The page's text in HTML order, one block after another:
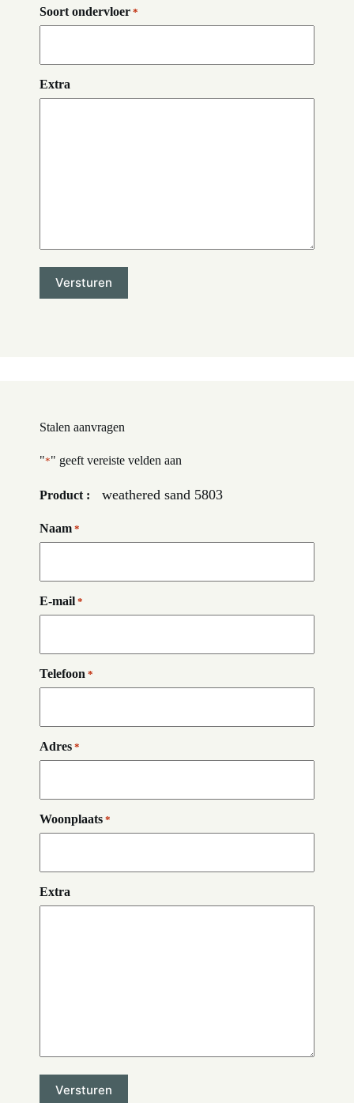
Soort ondervloer *
Extra
Stalen aanvragen
"*" geeft vereiste velden aan
Product : weathered sand 5803
Naam *
E-mail *
Telefoon *
Adres *
Woonplaats *
Extra